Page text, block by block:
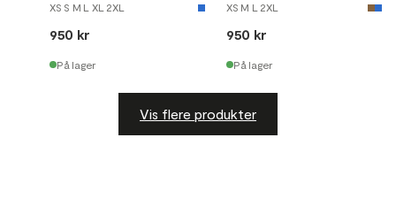
XS S M L XL 2XL
950 kr
På lager
XS M L 2XL
950 kr
På lager
Vis flere produkter